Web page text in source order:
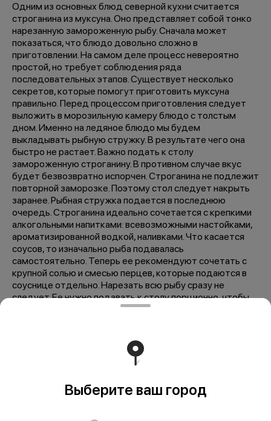
Одним из основных блюд северной кухни считается
строганина из муксуна. Оно представляет собой тонко
нарезанную замороженную рыбу. Сначала может
показаться, что блюдо довольно сложно в
приготовлении. На самом деле процесс невероятно
простой, но требует соблюдения ряда
последовательных этапов. Существует несколько
секретов, которые помогут приготовить муксуна
правильно. Перед процессом приготовления следует
выложить в морозильную камеру блюдо с толстым
дном. Именно на ледяное блюдо мы будем
выкладывать рыбную стружку. В результате чего она
быстро не растает. Важно подать к столу
замороженную строганину. В противном случае вкус
будет безвозвратно испорчен. Строганина не подлежит
повторной заморозке. Поэтому стол следует накрыть
заранее. Рыбная стружка подается в последнюю
очередь. Строганина идеально сочетается с крепкими
алкогольными напитками: всевозможными настойками,
ароматизированной водкой, наливками. Что касается
соусов, то изначально рыба подавалась
самостоятельно. Теперь ее рекомендуют сочетать с
крупной солью и смесью перцев, которые подаются в
соуснице отдельно. Нарезать всю рыбу сразу не
следует. Ее нужно подавать к столу порционно, чтобы
она не успевала таять. Калорийность в 100 г. блюда - 120
Мы рекомендуем
Выберите ваш город